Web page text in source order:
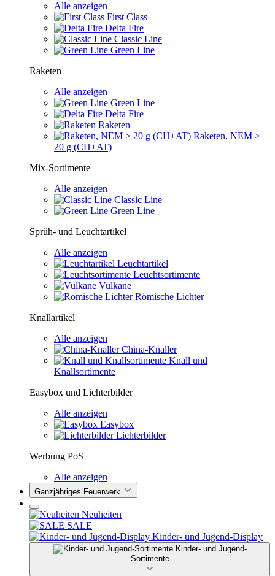
Alle anzeigen
First Class
Delta Fire
Classic Line
Green Line
Raketen
Alle anzeigen
Green Line
Delta Fire
Raketen
Raketen, NEM >
20 g (CH+AT)
Mix-Sortimente
Alle anzeigen
Classic Line
Green Line
Sprüh- und Leuchtartikel
Alle anzeigen
Leuchtartikel
Leuchtsortimente
Vulkane
Römische Lichter
Knallartikel
Alle anzeigen
China-Knaller
Knall und
Knallsortimente
Easybox und Lichterbilder
Alle anzeigen
Easybox
Lichterbilder
Werbung PoS
Alle anzeigen
Ganzjähriges Feuerwerk
Neuheiten
SALE
Kinder- und Jugend-Display
Kinder- und Jugend-
Sortimente